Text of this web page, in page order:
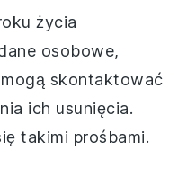
życia
osobowe,
skontaktować
ich usunięcia.
takimi prośbami.